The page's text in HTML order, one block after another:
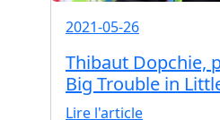
2021-05-26
Thibaut Dopchie,
Big Trouble in
Lire l'article